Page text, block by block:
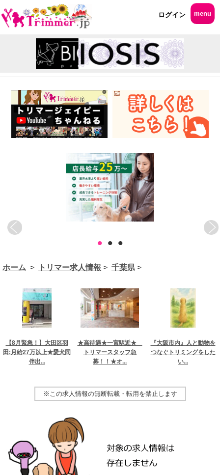
ログイン menu
• • •
ホーム > トリマー求人情報 > 千葉県 >
【8月緊急！】大田区羽
田:月給27万以上★愛犬同
伴出...
★高待遇★一宮駅近★
トリマースタッフ急
募！！★オ...
『大阪市内』人と動物を
つなぐトリミングをした
い...
※この求人情報の無断転載・転用を禁止します